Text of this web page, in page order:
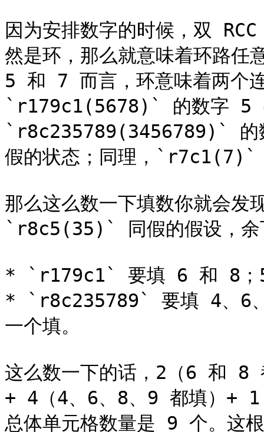
因为安排数字的时候，双
然是环，那么就意味着环路任
5 和 7 而言，环意味着两个
`r179c1(5678)` 的数字 5
`r8c235789(3456789)`
假的状态；同理，
那么这么数一下填数你就会
`r8c5(35)` 同假的假设，余
* `r179c1` 要填 6 和 8；
* `r8c235789` 要填 4、6
一个填。
这么数一下的话，2（6 和
+ 4（4、6、8、9 都填）+
总体单元格数量是 9 个。这